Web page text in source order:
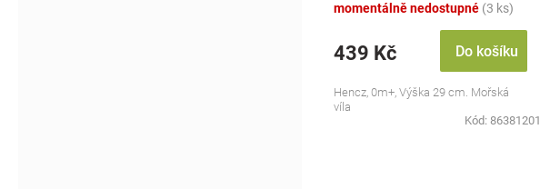
momentálně nedostupné (3 ks)
439 Kč Do košíku
Hencz, 0m+, Výška 29 cm. Mořská
víla
Kód: 86381201